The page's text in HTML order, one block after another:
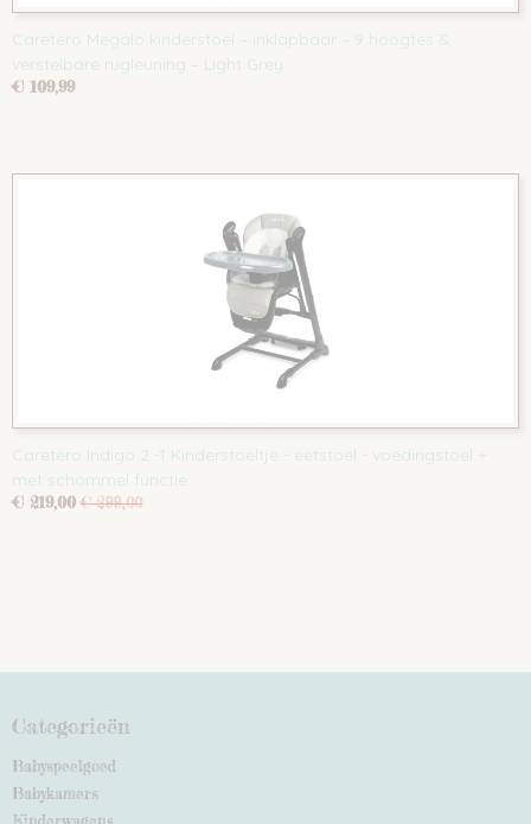
Caretero Megalo kinderstoel – inklapbaar – 9 hoogtes &
verstelbare rugleuning – Light Grey
€ 109,99
Caretero Indigo 2 -1 Kinderstoeltje - eetstoel - voedingstoel +
met schommel functie
€ 219,00 € 299,00
Categorieën
Babyspeelgoed
Babykamers